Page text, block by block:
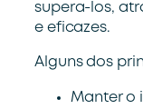
supera-los,
e eficazes.
Alguns dos
Manter o